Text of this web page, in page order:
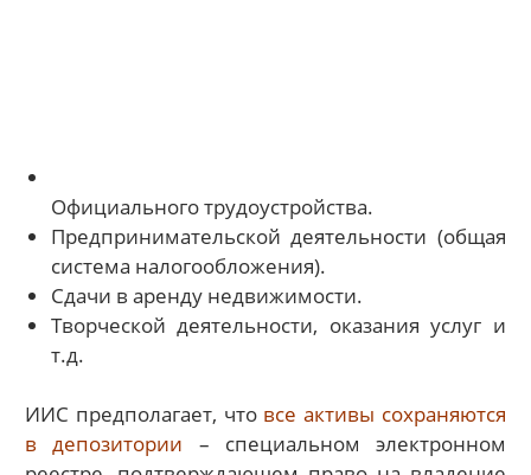
Официального трудоустройства.
Предпринимательской деятельности (общая
система налогообложения).
Сдачи в аренду недвижимости.
Творческой деятельности, оказания услуг и
т.д.
ИИС предполагает, что все активы сохраняются
в депозитории – специальном электронном